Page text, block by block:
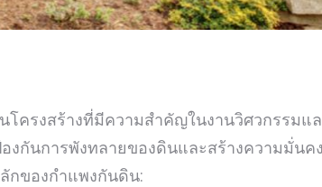
นโครงสร้างที่มีความสำคัญในงานวิศวกรรมแ
งกันการพังทลายของดินและสร้างความมั่น
กของกำแพงกันดิน: